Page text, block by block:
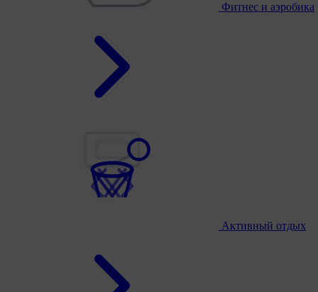
Фитнес и аэробика
Активный отдых